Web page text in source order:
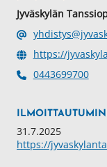
Jyväskylän
https://
0443699700
31.7.2025
https://